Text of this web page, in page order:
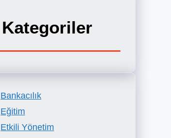
Kategoriler
Bankacılık
Eğitim
Etkili Yönetim